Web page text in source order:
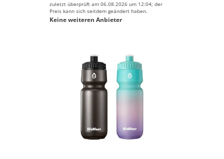
zuletzt überprüft am 06.08.2026 um 12:04; der
Preis kann sich seitdem geändert haben.
Keine weiteren Anbieter